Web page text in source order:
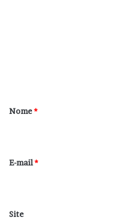
r
*
Nome*
E-mail*
Site